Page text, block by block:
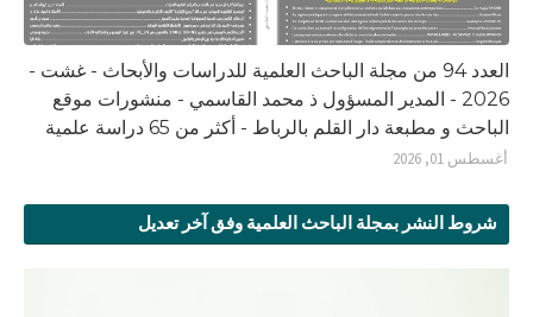
العدد 94 من مجلة الباحث العلمية للدراسات والأبحاث - غشت -
2026 - المدير المسؤول ذ محمد القاسمي - منشورات موقع
الباحث و مطبعة دار القلم بالرباط - أكثر من 65 دراسة علمية
أغسطس 01, 2026
شروط النشر بمجلة الباحث العلمية وفق آخر تعديل